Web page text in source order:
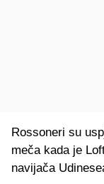
Rossoneri su
meča kada je
navijača